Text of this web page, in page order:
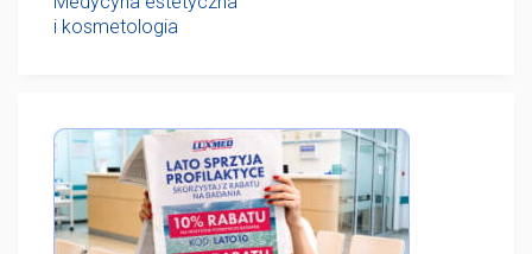
i kosmetologia